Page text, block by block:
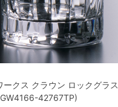
ークス クラウン ロックグラス
42767TP)